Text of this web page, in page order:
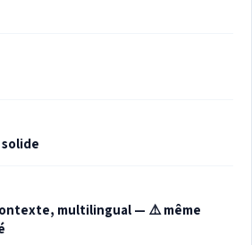
multilingual — ⚠️ même